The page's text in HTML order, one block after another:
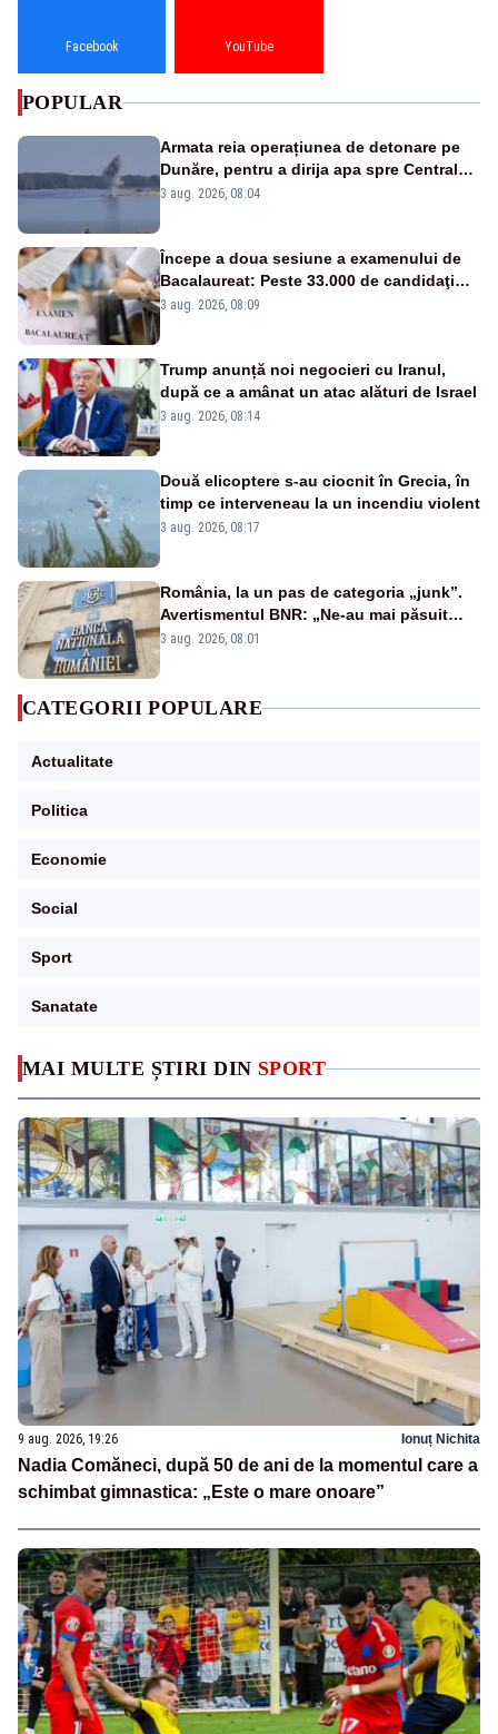
MAI MULTE ȘTIRI DIN SPORT
9 aug. 2026, 19:26 Ionuț Nichita
Nadia Comăneci, după 50 de ani de la momentul care a
schimbat gimnastica: „Este o mare onoare”
Facebook YouTube
POPULAR
Armata reia operațiunea de detonare pe
Dunăre, pentru a dirija apa spre Centrala
Cernavodă
3 aug. 2026, 08:04
Începe a doua sesiune a examenului de
Bacalaureat: Peste 33.000 de candidaţi
înscrişi
3 aug. 2026, 08:09
Trump anunță noi negocieri cu Iranul,
după ce a amânat un atac alături de Israel
3 aug. 2026, 08:14
Două elicoptere s-au ciocnit în Grecia, în
timp ce interveneau la un incendiu violent
3 aug. 2026, 08:17
România, la un pas de categoria „junk”.
Avertismentul BNR: „Ne-au mai păsuit
pentru câteva luni”
3 aug. 2026, 08:01
CATEGORII POPULARE
Actualitate
Politica
Economie
Social
Sport
Sanatate